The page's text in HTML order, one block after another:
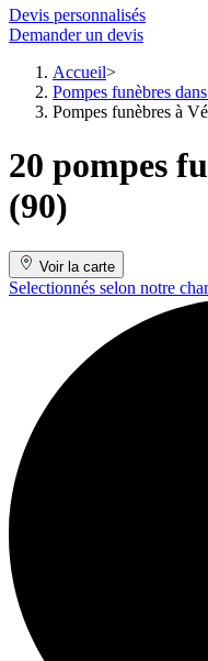
Devis personnalisés
Demander un devis
Accueil
Pompes funèbres
Pompes funèbres à
20 pompes
(90)
Voir la carte
Selectionnés selon notre